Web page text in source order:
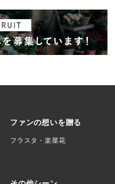
ファンの想いを贈る
フラスタ・楽屋花